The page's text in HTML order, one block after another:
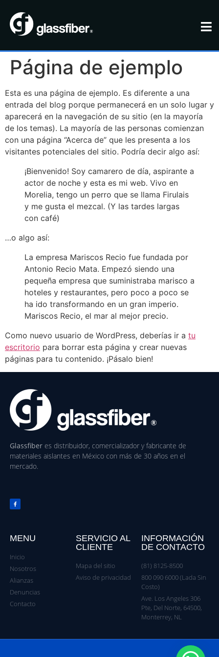
Página de ejemplo
Esta es una página de ejemplo. Es diferente a una
entrada del blog porque permanecerá en un solo lugar y
aparecerá en la navegación de su sitio (en la mayoría
de los temas). La mayoría de las personas comienzan
con una página “Acerca de” que les presenta a los
visitantes potenciales del sitio. Podría decir algo así:
¡Bienvenido! Soy camarero de día, aspirante a
actor de noche y esta es mi web. Vivo en
Morelia, tengo un perro que se llama Firulais
y me gusta el mezcal. (Y las tardes largas
con café)
…o algo así:
La empresa Mariscos Recio fue fundada por
Antonio Recio Mata. Empezó siendo una
pequeña empresa que suministraba marisco a
hoteles y restaurantes, pero poco a poco se
ha ido transformando en un gran imperio.
Mariscos Recio, el mar al mejor precio.
Como nuevo usuario de WordPress, deberías ir a tu
escritorio para borrar esta página y crear nuevas
páginas para tu contenido. ¡Pásalo bien!
Glassfiber es distribuidor, comercializador y fabricante de
materiales aislantes en México con más de 30 años en el
mercado.
MENU
Inicio
Nosotros
Alianzas
Denuncias
Contacto
SERVICIO AL
CLIENTE
Mapa del sitio
Aviso de privacidad
INFORMACIÓN
DE CONTACTO
(81) 8125-8500
800 090 6000 (Lada Sin
Costo)
Ave. Los Angeles 306
Pte, Del Norte, 64500,
Monterrey, NL